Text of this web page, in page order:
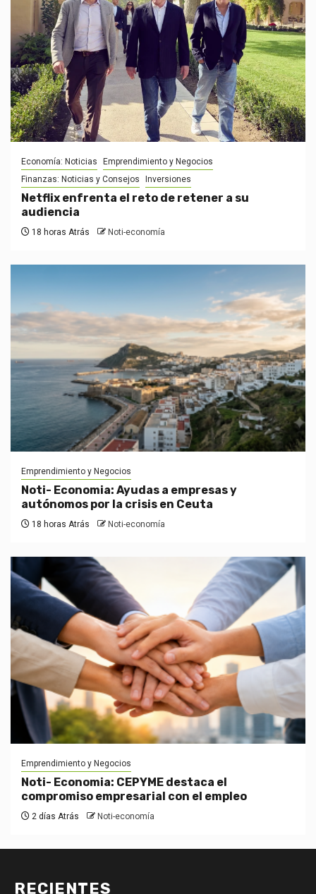
Economía: Noticias
Emprendimiento y Negocios
Finanzas: Noticias y Consejos
Inversiones
Netflix enfrenta el reto de retener a su
audiencia
18 horas Atrás Noti-economía
Emprendimiento y Negocios
Noti- Economia: Ayudas a empresas y
autónomos por la crisis en Ceuta
18 horas Atrás Noti-economía
Emprendimiento y Negocios
Noti- Economia: CEPYME destaca el
compromiso empresarial con el empleo
2 días Atrás Noti-economía
RECIENTES